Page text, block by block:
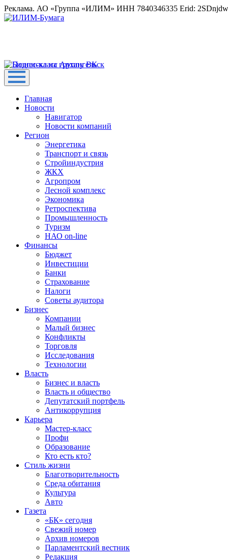
Реклама. АО «Группа «ИЛИМ» ИНН 7840346335 Erid:
Главная
Новости
Навигатор
Новости компаний
Регион
Энергетика
Транспорт и связь
Стройиндустрия
ЖКХ
Агропром
Лесной комплекс
Экономика
Ретроспектива
Промышленность
Туризм
НАО on-line
Финансы
Бюджет
Инвестиции
Банки
Страхование
Налоги
Советы аудитора
Бизнес
Компании
Малый бизнес
Конфликты
Торговля
Исследования
Технологии
Власть
Бизнес и власть
Власть и общество
Депутатский портфель
Антикоррупция
Карьера
Мастер-класс
Профи
Образование
Кто есть кто?
Стиль жизни
Благотворительность
Среда обитания
Культура
Авто
Газета
«БК» сегодня
Свежий номер
Архив номеров
Парламентский вестник
Редакция